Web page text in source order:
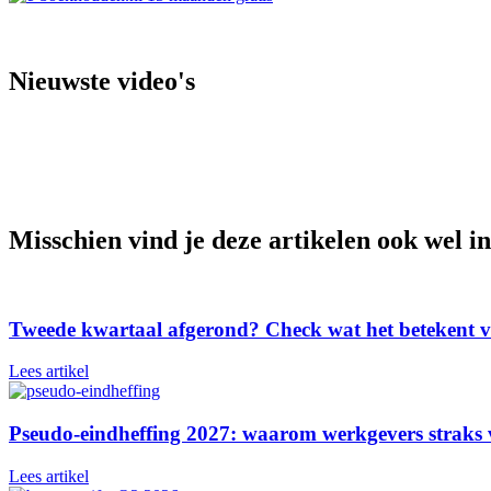
Nieuwste video's
Dit betaal je
Maximale
Maximale
Misschien vind je deze artikelen ook wel
Tweede kwartaal afgerond? Check wat het betekent
Lees artikel
Pseudo-eindheffing 2027: waarom werkgevers
Lees artikel